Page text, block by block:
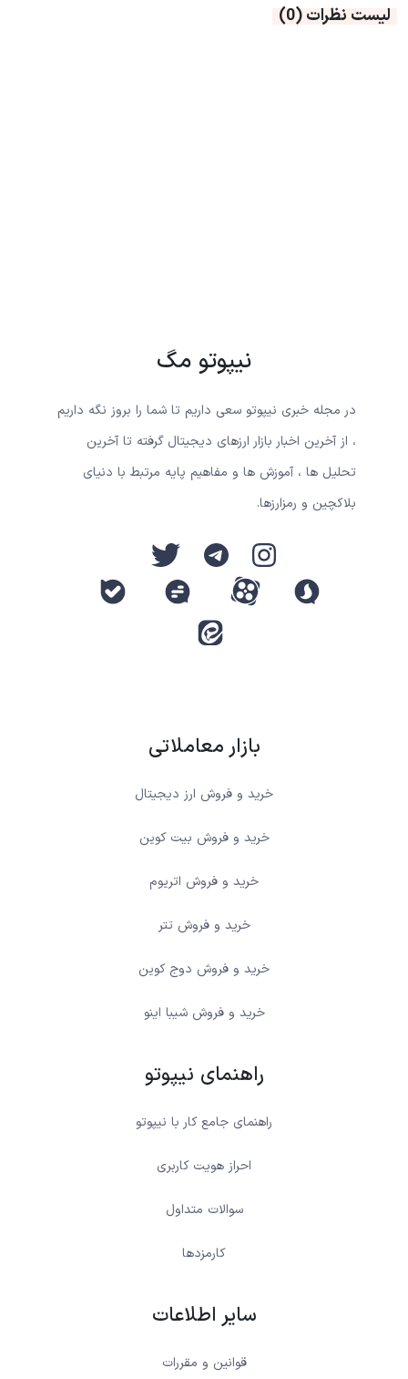
لیست نظرات(0)
نیپوتو مگ
در مجله خبری نیپوتو سعی داریم تا شما را بروز نگه داریم
، از آخرین اخبار بازار ارزهای دیجیتال گرفته تا آخرین
تحلیل ها ، آموزش ها و مفاهیم پایه مرتبط با دنیای
بلاکچین و رمزارزها.
بازار معاملاتی
خرید و فروش ارز دیجیتال
خرید و فروش بیت کوین
خرید و فروش اتریوم
خرید و فروش تتر
خرید و فروش دوج کوین
خرید و فروش شیبا اینو
راهنمای نیپوتو
راهنمای جامع کار با نیپوتو
احراز هویت کاربری
سوالات متداول
کارمزدها
سایر اطلاعات
قوانین و مقررات